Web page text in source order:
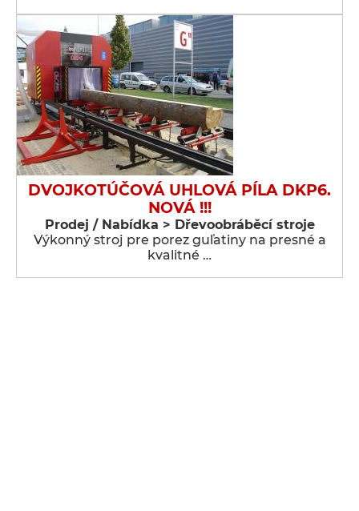
DVOJKOTÚČOVÁ UHLOVÁ PÍLA DKP6.
NOVÁ !!!
Prodej / Nabídka > Dřevoobráběcí stroje
Výkonný stroj pre porez guľatiny na presné a
kvalitné …